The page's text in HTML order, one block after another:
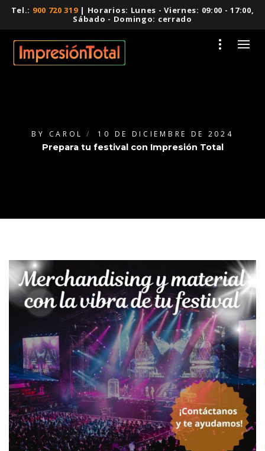
Tel.: 900 720 319| Horarios: Lunes - Viernes: 09:00 - 17:00,
Sábado - Domingo: cerrado
BY CAROL 10 DE DICIEMBRE DE 2024
Prepara tu festival con Impresión Total